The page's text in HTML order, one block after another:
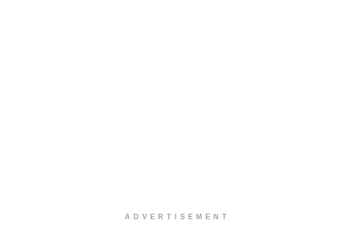
ADVERTISEMENT